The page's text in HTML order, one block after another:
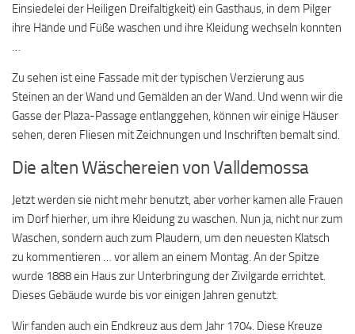
Einsiedelei der Heiligen Dreifaltigkeit) ein Gasthaus, in dem Pilger
ihre Hände und Füße waschen und ihre Kleidung wechseln konnten
Zu sehen ist eine Fassade mit der typischen Verzierung aus
Steinen an der Wand und Gemälden an der Wand. Und wenn wir die
Gasse der Plaza-Passage entlanggehen, können wir einige Häuser
sehen, deren Fliesen mit Zeichnungen und Inschriften bemalt sind.
Die alten Wäschereien von Valldemossa
Jetzt werden sie nicht mehr benutzt, aber vorher kamen alle Frauen
im Dorf hierher, um ihre Kleidung zu waschen. Nun ja, nicht nur zum
Waschen, sondern auch zum Plaudern, um den neuesten Klatsch
zu kommentieren … vor allem an einem Montag. An der Spitze
wurde 1888 ein Haus zur Unterbringung der Zivilgarde errichtet.
Dieses Gebäude wurde bis vor einigen Jahren genutzt.
Wir fanden auch ein Endkreuz aus dem Jahr 1704. Diese Kreuze